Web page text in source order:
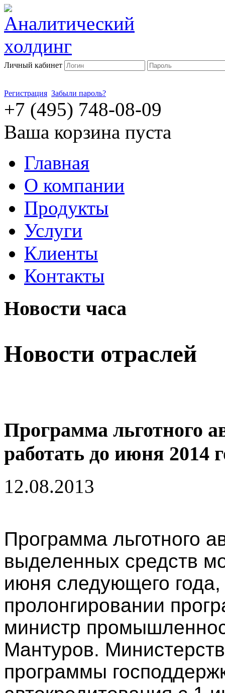
Личный кабинет
Регистрация Забыли пароль?
+7 (495) 748-08-09
Ваша корзина пуста
Главная
О компании
Продукты
Услуги
Клиенты
Контакты
Новости часа
Новости отраслей
Программа льготного
работать до июня 2014
12.08.2013
Программа льготного
выделенных средств
июня следующего
пролонгировании
министр
Мантуров.
программы